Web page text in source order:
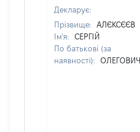
Декларує:
Прізвище:
АЛЄКСЄЄВ
Ім'я:
СЕРГІЙ
По батькові (за
наявності):
ОЛЕГОВИЧ